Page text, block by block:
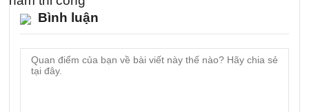
Bình luận